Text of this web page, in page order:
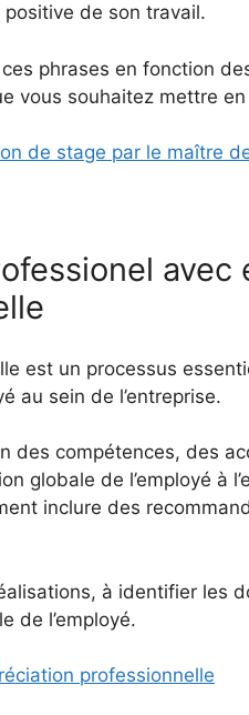
de son travail.
phrases en fonction
vous souhaitez mettre
de stage par le maître
est un processus
au sein de l’entreprise.
des compétences, des
globale de l’employé à
inclure des
à identifier les
de l’employé.
professionnelle